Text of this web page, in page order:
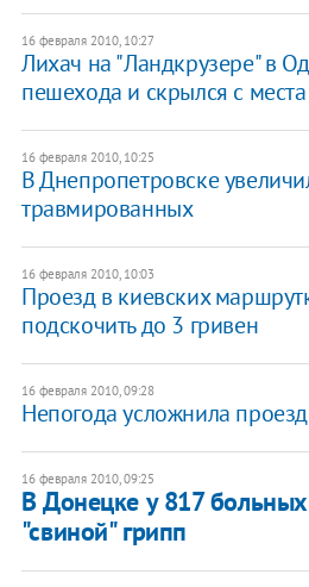
16 февраля 2010, 10:27
Лихач на "Ландкрузере" в
пешехода и скрылся с
16 февраля 2010, 10:25
В Днепропетровске
травмированных
16 февраля 2010, 10:03
Проезд в киевских
подскочить до 3 гривен
16 февраля 2010, 09:28
Непогода усложнила
16 февраля 2010, 09:25
В Донецке у 817
"свиной" грипп